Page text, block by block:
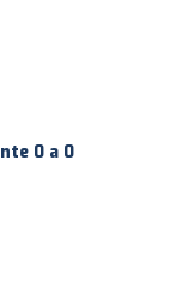
0 a 0